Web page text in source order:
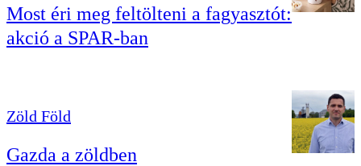
Most éri meg feltölteni a fagyasztót:
akció a SPAR-ban
Zöld Föld
Gazda a zöldben